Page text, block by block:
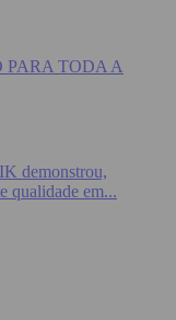
PARA TODA A
demonstrou,
qualidade em...